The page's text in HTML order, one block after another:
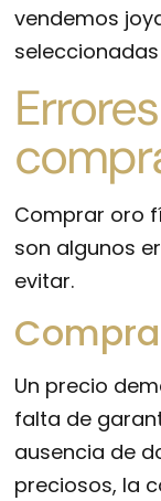
vendemos
Comprar oro
son algunos
evitar.
Un precio
falta de
ausencia de
preciosos, la